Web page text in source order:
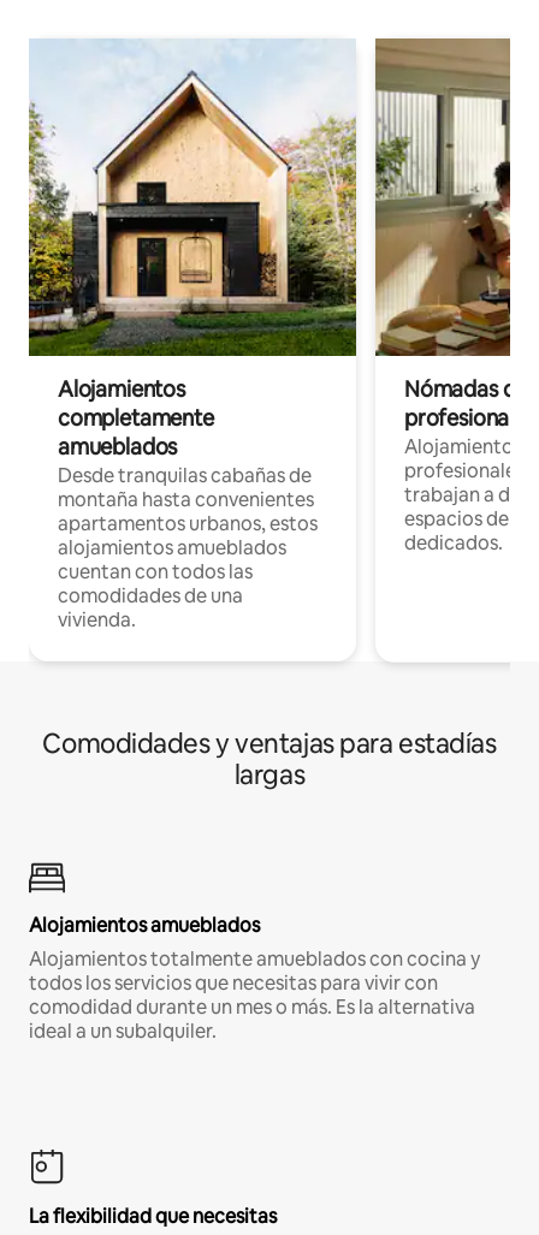
Alojamientos
completamente
amueblados
Desde tranquilas cabañas de
montaña hasta convenientes
apartamentos urbanos, estos
alojamientos amueblados
cuentan con todos las
comodidades de una
vivienda.
Nómadas
Alojamientos
profesionales
trabajan a
espacios de
dedicados.
Comodidades y ventajas para estadías
largas
Alojamientos amueblados
Alojamientos totalmente amueblados con cocina y
todos los servicios que necesitas para vivir con
comodidad durante un mes o más. Es la alternativa
ideal a un subalquiler.
La flexibilidad que necesitas